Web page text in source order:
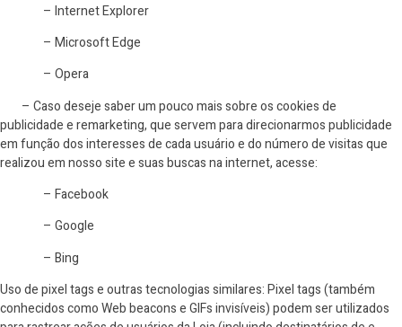
– Internet Explorer
– Microsoft Edge
– Opera
– Caso deseje saber um pouco mais sobre os cookies de
publicidade e remarketing, que servem para direcionarmos publicidade
em função dos interesses de cada usuário e do número de visitas que
realizou em nosso site e suas buscas na internet, acesse:
– Facebook
– Google
– Bing
Uso de pixel tags e outras tecnologias similares: Pixel tags (também
conhecidos como Web beacons e GIFs invisíveis) podem ser utilizados